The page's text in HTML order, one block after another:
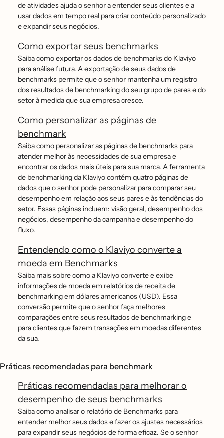
de atividades ajuda o senhor a entender seus clientes e a
usar dados em tempo real para criar conteúdo personalizado
e expandir seus negócios.
Como exportar seus benchmarks
Saiba como exportar os dados de benchmarks do Klaviyo
para análise futura. A exportação de seus dados de
benchmarks permite que o senhor mantenha um registro
dos resultados de benchmarking do seu grupo de pares e do
setor à medida que sua empresa cresce.
Como personalizar as páginas de
benchmark
Saiba como personalizar as páginas de benchmarks para
atender melhor às necessidades de sua empresa e
encontrar os dados mais úteis para sua marca. A ferramenta
de benchmarking da Klaviyo contém quatro páginas de
dados que o senhor pode personalizar para comparar seu
desempenho em relação aos seus pares e às tendências do
setor. Essas páginas incluem: visão geral, desempenho dos
negócios, desempenho da campanha e desempenho do
fluxo.
Entendendo como o Klaviyo converte a
moeda em Benchmarks
Saiba mais sobre como a Klaviyo converte e exibe
informações de moeda em relatórios de receita de
benchmarking em dólares americanos (USD). Essa
conversão permite que o senhor faça melhores
comparações entre seus resultados de benchmarking e
para clientes que fazem transações em moedas diferentes
da sua.
Práticas recomendadas para benchmark
Práticas recomendadas para melhorar o
desempenho de seus benchmarks
Saiba como analisar o relatório de Benchmarks para
entender melhor seus dados e fazer os ajustes necessários
para expandir seus negócios de forma eficaz. Se o senhor